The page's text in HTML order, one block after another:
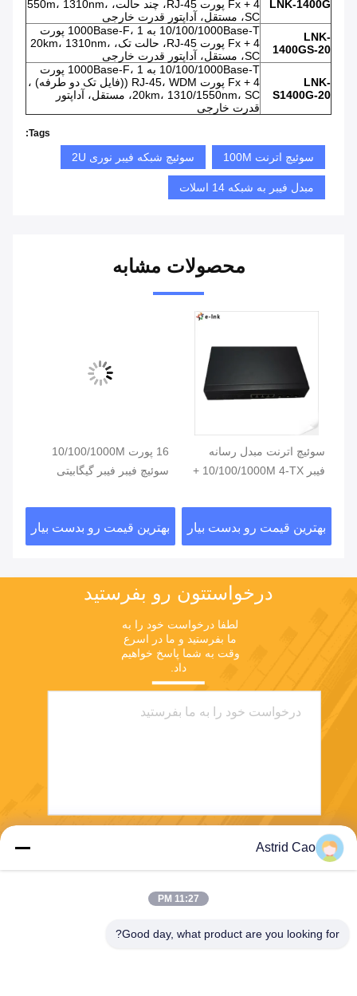
LNK-1400G
Fx + 4 پورت RJ-45، چند حالت، 550m، 1310nm،
SC، مستقل، آداپتور قدرت خارجی
LNK-
1400GS-20
10/100/1000Base-T به 1000Base-F، 1 پورت
Fx + 4 پورت RJ-45، حالت تک، 20km، 1310nm،
SC، مستقل، آداپتور قدرت خارجی
LNK-
S1400G-20
10/100/1000Base-T به 1000Base-F، 1 پورت
Fx + 4 پورت RJ-45، WDM ((فایل تک دو طرفه) ،
20km، 1310/1550nm، SC، مستقل، آداپتور
قدرت خارجی
Tags:
سوئیچ اترنت 100M سوئیچ شبکه فیبر نوری 2U
مبدل فیبر به شبکه 14 اسلات
محصولات مشابه
سوئیچ اترنت مبدل رسانه
فیبر 10/100/1000M 4-TX +
بهترین قیمت رو بدست بیار
16 پورت 10/100/1000M
سوئیچ فیبر فیبر گیگابیتی
بهترین قیمت رو بدست بیار
درخواستتون رو بفرستيد
ما بفرستید و ما در اسرع
داد.
Astrid Cao
11:27 PM
Good day, what product are you looking for?